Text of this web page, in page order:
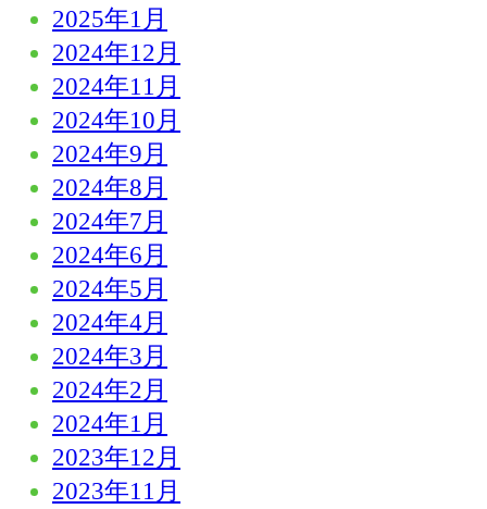
2025年1月
2024年12月
2024年11月
2024年10月
2024年9月
2024年8月
2024年7月
2024年6月
2024年5月
2024年4月
2024年3月
2024年2月
2024年1月
2023年12月
2023年11月